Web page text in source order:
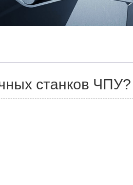
станков ЧПУ?